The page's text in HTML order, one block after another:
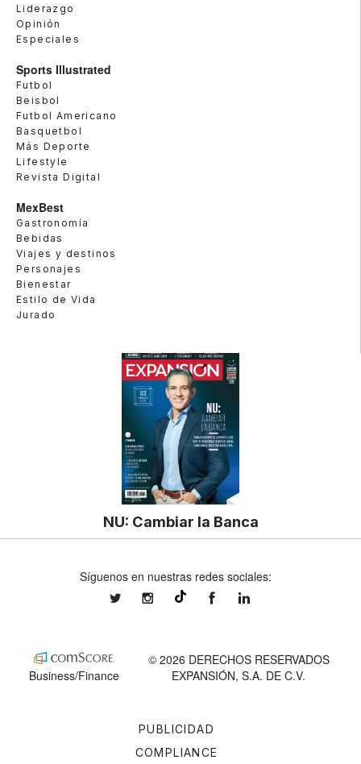
Liderazgo
Opinión
Especiales
Sports Illustrated
Futbol
Beisbol
Futbol Americano
Basquetbol
Más Deporte
Lifestyle
Revista Digital
MexBest
Gastronomía
Bebidas
Viajes y destinos
Personajes
Bienestar
Estilo de Vida
Jurado
NU: Cambiar la Banca
PUBLICIDAD
COMPLIANCE
Síguenos en nuestras redes sociales:
expansionmxexpansionmx ExpansionMex
Business/Finance
© 2026 DERECHOS RESERVADOS
EXPANSIÓN, S.A. DE C.V.